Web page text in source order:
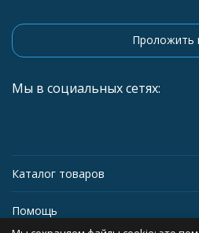
Проложить
Мы в социальных сетях:
Каталог товаров
Помощь